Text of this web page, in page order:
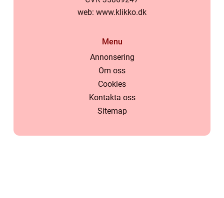
web: www.klikko.dk
Menu
Annonsering
Om oss
Cookies
Kontakta oss
Sitemap